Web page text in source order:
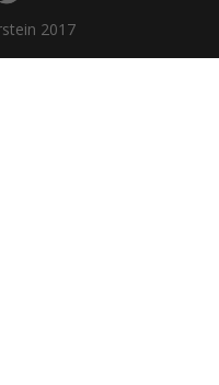
2017